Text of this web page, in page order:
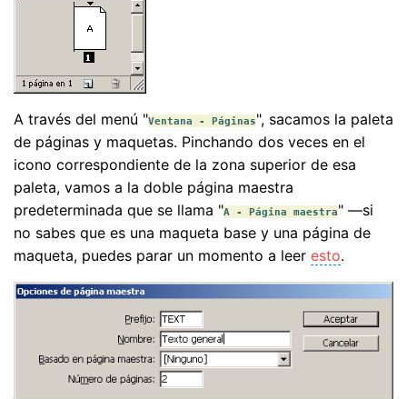
A través del menú "Ventana - Páginas", sacamos la paleta
de páginas y maquetas. Pinchando dos veces en el
icono correspondiente de la zona superior de esa
paleta, vamos a la doble página maestra
predeterminada que se llama "A - Página maestra" —si
no sabes que es una maqueta base y una página de
maqueta, puedes parar un momento a leer esto.